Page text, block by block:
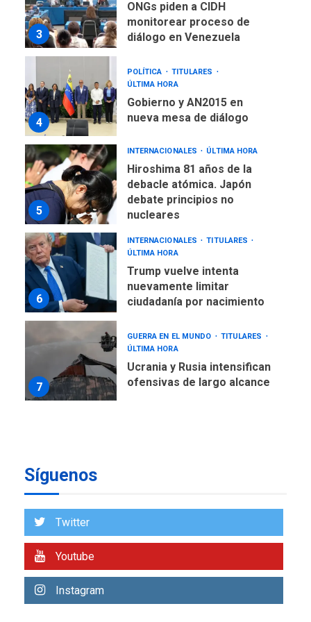
3
ONGs piden a CIDH
monitorear proceso de
diálogo en Venezuela
4
POLÍTICA
TITULARES
ÚLTIMA HORA
Gobierno y AN2015 en
nueva mesa de diálogo
5
INTERNACIONALES ÚLTIMA HORA
Hiroshima 81 años de la
debacle atómica. Japón
debate principios no
nucleares
6
INTERNACIONALES
TITULARES
ÚLTIMA HORA
Trump vuelve intenta
nuevamente limitar
ciudadanía por nacimiento
7
GUERRA EN EL MUNDO
TITULARES
ÚLTIMA HORA
Ucrania y Rusia intensifican
ofensivas de largo alcance
1
2
De la Espriella asumirá
atípica fuera de Bogotá
POLÍTICA
TITULARES
Síguenos
Twitter
Youtube
Instagram